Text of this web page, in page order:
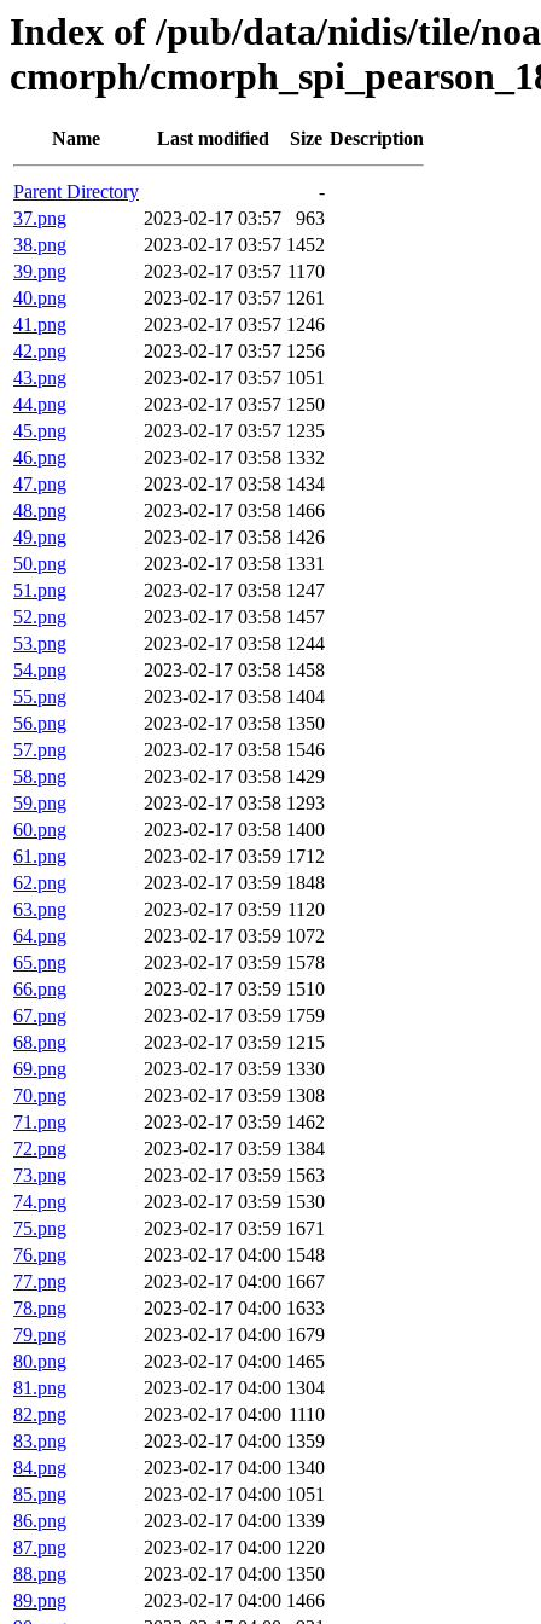
Index of /pub/data/nidis/tile/
cmorph/
Name Last modified Size Description
Parent Directory
-
37.png
2023-02-17 03:57
963
38.png
2023-02-17 03:57 1452
39.png
2023-02-17 03:57 1170
40.png
2023-02-17 03:57 1261
41.png
2023-02-17 03:57 1246
42.png
2023-02-17 03:57 1256
43.png
2023-02-17 03:57 1051
44.png
2023-02-17 03:57 1250
45.png
2023-02-17 03:57 1235
46.png
2023-02-17 03:58 1332
47.png
2023-02-17 03:58 1434
48.png
2023-02-17 03:58 1466
49.png
2023-02-17 03:58 1426
50.png
2023-02-17 03:58 1331
51.png
2023-02-17 03:58 1247
52.png
2023-02-17 03:58 1457
53.png
2023-02-17 03:58 1244
54.png
2023-02-17 03:58 1458
55.png
2023-02-17 03:58 1404
56.png
2023-02-17 03:58 1350
57.png
2023-02-17 03:58 1546
58.png
2023-02-17 03:58 1429
59.png
2023-02-17 03:58 1293
60.png
2023-02-17 03:58 1400
61.png
2023-02-17 03:59 1712
62.png
2023-02-17 03:59 1848
63.png
2023-02-17 03:59 1120
64.png
2023-02-17 03:59 1072
65.png
2023-02-17 03:59 1578
66.png
2023-02-17 03:59 1510
67.png
2023-02-17 03:59 1759
68.png
2023-02-17 03:59 1215
69.png
2023-02-17 03:59 1330
70.png
2023-02-17 03:59 1308
71.png
2023-02-17 03:59 1462
72.png
2023-02-17 03:59 1384
73.png
2023-02-17 03:59 1563
74.png
2023-02-17 03:59 1530
75.png
2023-02-17 03:59 1671
76.png
2023-02-17 04:00 1548
77.png
2023-02-17 04:00 1667
78.png
2023-02-17 04:00 1633
79.png
2023-02-17 04:00 1679
80.png
2023-02-17 04:00 1465
81.png
2023-02-17 04:00 1304
82.png
2023-02-17 04:00 1110
83.png
2023-02-17 04:00 1359
84.png
2023-02-17 04:00 1340
85.png
2023-02-17 04:00 1051
86.png
2023-02-17 04:00 1339
87.png
2023-02-17 04:00 1220
88.png
2023-02-17 04:00 1350
89.png
2023-02-17 04:00 1466